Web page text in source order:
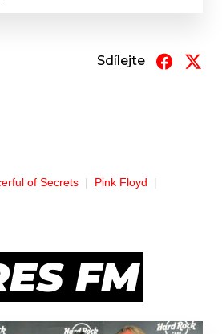
Sdílejte
of Secrets
Pink Floyd
FM